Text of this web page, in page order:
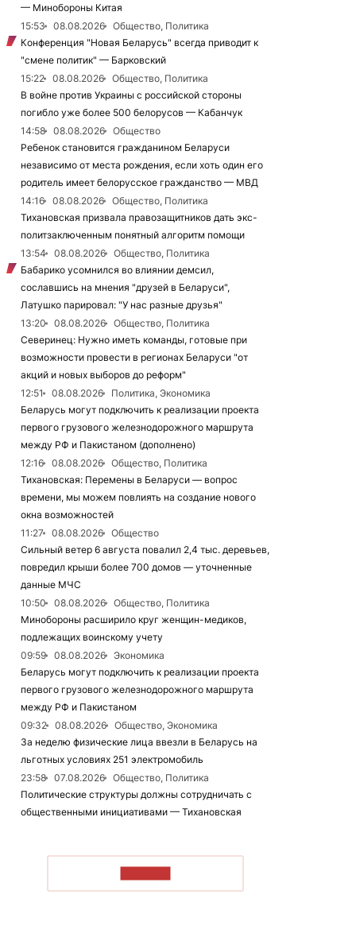
— Минобороны Китая
15:53
08.08.2026
Общество, Политика
Конференция "Новая Беларусь" всегда приводит к
"смене политик" — Барковский
15:22
08.08.2026
Общество, Политика
В войне против Украины с российской стороны
погибло уже более 500 белорусов — Кабанчук
14:58
08.08.2026
Общество
Ребенок становится гражданином Беларуси
независимо от места рождения, если хоть один его
родитель имеет белорусское гражданство — МВД
14:16
08.08.2026
Общество, Политика
Тихановская призвала правозащитников дать экс-
политзаключенным понятный алгоритм помощи
13:54
08.08.2026
Общество, Политика
Бабарико усомнился во влиянии демсил,
сославшись на мнения "друзей в Беларуси",
Латушко парировал: "У нас разные друзья"
13:20
08.08.2026
Общество, Политика
Северинец: Нужно иметь команды, готовые при
возможности провести в регионах Беларуси "от
акций и новых выборов до реформ"
12:51
08.08.2026
Политика, Экономика
Беларусь могут подключить к реализации проекта
первого грузового железнодорожного маршрута
между РФ и Пакистаном (дополнено)
12:16
08.08.2026
Общество, Политика
Тихановская: Перемены в Беларуси — вопрос
времени, мы можем повлиять на создание нового
окна возможностей
11:27
08.08.2026
Общество
Сильный ветер 6 августа повалил 2,4 тыс. деревьев,
повредил крыши более 700 домов — уточненные
данные МЧС
10:50
08.08.2026
Общество, Политика
Минобороны расширило круг женщин-медиков,
подлежащих воинскому учету
09:59
08.08.2026
Экономика
Беларусь могут подключить к реализации проекта
первого грузового железнодорожного маршрута
между РФ и Пакистаном
09:32
08.08.2026
Общество, Экономика
За неделю физические лица ввезли в Беларусь на
льготных условиях 251 электромобиль
23:58
07.08.2026
Общество, Политика
Политические структуры должны сотрудничать с
общественными инициативами — Тихановская